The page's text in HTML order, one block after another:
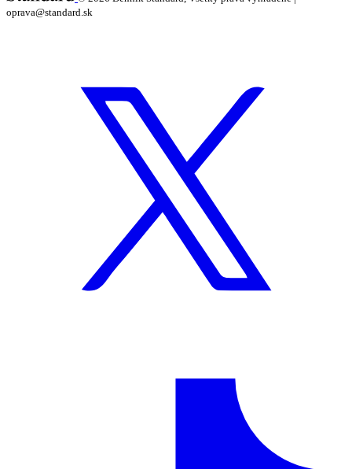
oprava@standard.sk